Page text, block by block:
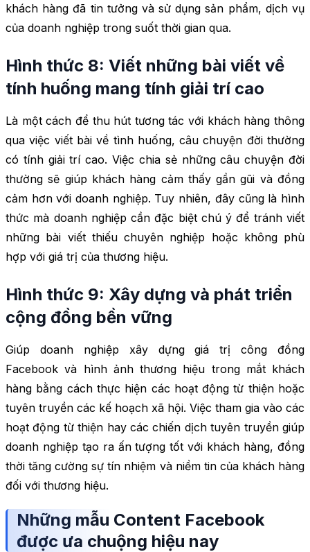
khách hàng đã tin tưởng và sử dụng sản phẩm, dịch vụ
của doanh nghiệp trong suốt thời gian qua.
Hình thức 8: Viết những bài viết về
tính huống mang tính giải trí cao
Là một cách để thu hút tương tác với khách hàng thông
qua việc viết bài về tình huống, câu chuyện đời thường
có tính giải trí cao. Việc chia sẻ những câu chuyện đời
thường sẽ giúp khách hàng cảm thấy gần gũi và đồng
cảm hơn với doanh nghiệp. Tuy nhiên, đây cũng là hình
thức mà doanh nghiệp cần đặc biệt chú ý để tránh viết
những bài viết thiếu chuyên nghiệp hoặc không phù
hợp với giá trị của thương hiệu.
Hình thức 9: Xây dựng và phát triển
cộng đồng bền vững
Giúp doanh nghiệp xây dựng giá trị công đồng
Facebook và hình ảnh thương hiệu trong mắt khách
hàng bằng cách thực hiện các hoạt động từ thiện hoặc
tuyên truyền các kế hoạch xã hội. Việc tham gia vào các
hoạt động từ thiện hay các chiến dịch tuyên truyền giúp
doanh nghiệp tạo ra ấn tượng tốt với khách hàng, đồng
thời tăng cường sự tín nhiệm và niềm tin của khách hàng
đối với thương hiệu.
Những mẫu Content Facebook
được ưa chuộng hiệu nay